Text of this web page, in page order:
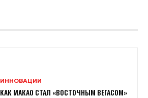
ИННОВАЦИИ
КАК МАКАО СТАЛ «ВОСТОЧНЫМ ВЕГАСОМ»